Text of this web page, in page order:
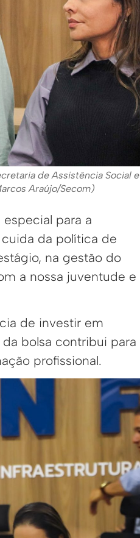
de Assistência Social e
Araújo/Secom)
para a
da política de
na gestão do
a nossa juventude e
de investir em
bolsa contribui para
profissional.